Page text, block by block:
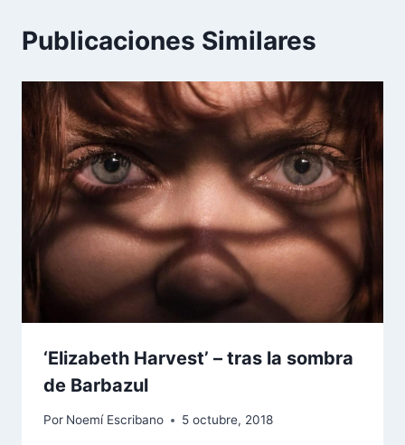
Publicaciones Similares
‘Elizabeth Harvest’ – tras la sombra
de Barbazul
Por Noemí Escribano 5 octubre, 2018